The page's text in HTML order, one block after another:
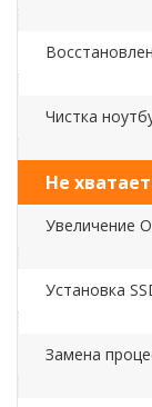
Чистка
Не
Увеличение
Установка
Замена